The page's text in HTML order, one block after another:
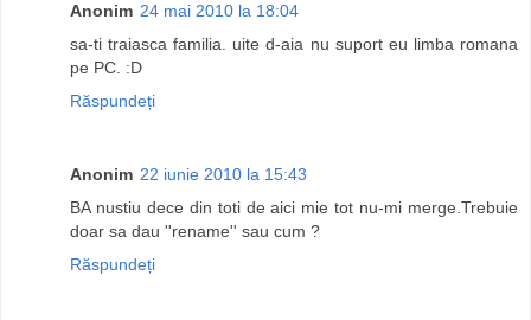
Anonim 24 mai 2010 la 18:04
sa-ti traiasca familia. uite d-aia nu suport eu limba romana
pe PC. :D
Răspundeți
Anonim 22 iunie 2010 la 15:43
BA nustiu dece din toti de aici mie tot nu-mi merge.Trebuie
doar sa dau ''rename'' sau cum ?
Răspundeți